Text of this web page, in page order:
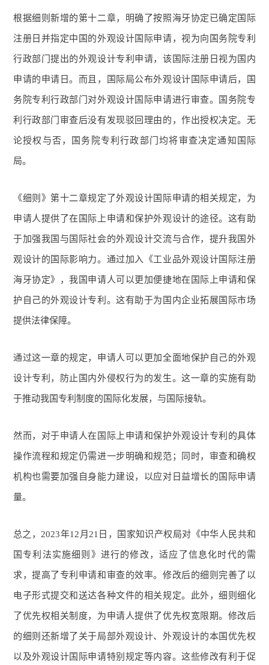
根据细则新增的第十二章，明确了按照海牙协定已确定国际
注册日并指定中国的外观设计国际申请，视为向国务院专利
行政部门提出的外观设计专利申请，该国际注册日视为国内
申请的申请日。而且，国际局公布外观设计国际申请后，国
务院专利行政部门对外观设计国际申请进行审查。国务院专
利行政部门审查后没有发现驳回理由的，作出授权决定。无
论授权与否，国务院专利行政部门均将审查决定通知国际
局。
《细则》第十二章规定了外观设计国际申请的相关规定，为
申请人提供了在国际上申请和保护外观设计的途径。这有助
于加强我国与国际社会的外观设计交流与合作，提升我国外
观设计的国际影响力。通过加入《工业品外观设计国际注册
海牙协定》，我国申请人可以更加便捷地在国际上申请和保
护自己的外观设计专利。这有助于为国内企业拓展国际市场
提供法律保障。
通过这一章的规定，申请人可以更加全面地保护自己的外观
设计专利，防止国内外侵权行为的发生。这一章的实施有助
于推动我国专利制度的国际化发展，与国际接轨。
然而，对于申请人在国际上申请和保护外观设计专利的具体
操作流程和规定仍需进一步明确和规范；同时，审查和确权
机构也需要加强自身能力建设，以应对日益增长的国际申请
量。
总之，2023年12月21日，国家知识产权局对《中华人民共和
国专利法实施细则》进行的修改，适应了信息化时代的需
求，提高了专利申请和审查的效率。修改后的细则完善了以
电子形式提交和送达各种文件的相关规定。此外，细则细化
了优先权相关制度，为申请人提供了优先权宽限期。修改后
的细则还新增了关于局部外观设计、外观设计的本国优先权
以及外观设计国际申请特别规定等内容。这些修改有利于促